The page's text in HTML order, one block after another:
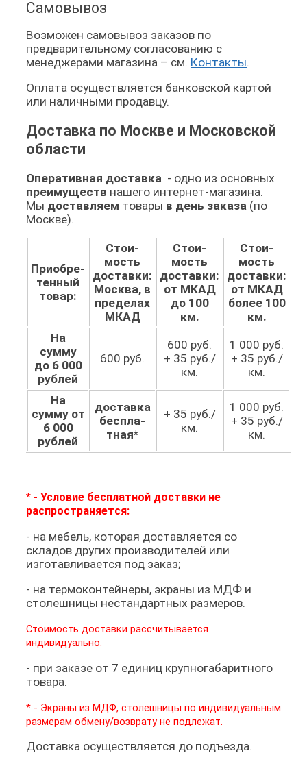
Самовывоз
Возможен самовывоз заказов по
предварительному согласованию с
менеджерами магазина – см. Контакты.
Оплата осуществляется банковской картой
или наличными продавцу.
Доставка по Москве и Московской
области
Оперативная доставка - одно из основных
преимуществ нашего интернет-магазина.
Мы доставляем товары в день заказа (по
Москве).
Приобре­
тенный
товар:
Стои­
мость
доставки:
Москва, в
пределах
МКАД
Стои­
мость
доставки:
от МКАД
до 100
км.
Стои­
мость
доставки:
от МКАД
более 100
км.
На
сумму
до 6 000
рублей
600 руб.
600 руб.
+ 35 руб./
км.
1 000 руб.
+ 35 руб./
км.
На
сумму от
6 000
рублей
доставка
беспла­
тная*
+ 35 руб./
км.
1 000 руб.
+ 35 руб./
км.
* - Условие бесплатной доставки не
распространяется:
- на мебель, которая доставляется со
складов других производителей или
изготавливается под заказ;
- на термоконтейнеры, экраны из МДФ и
столешницы нестандартных размеров.
Стоимость доставки рассчитывается
индивидуально:
- при заказе от 7 единиц крупногабаритного
товара.
* - Экраны из МДФ, столешницы по индивидуальным
размерам обмену/возврату не подлежат.
Доставка осуществляется до подъезда.